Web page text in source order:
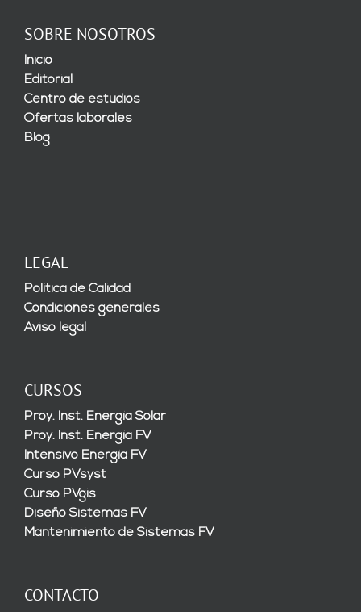
SOBRE NOSOTROS
Inicio
Editorial
Centro de estudios
Ofertas laborales
Blog
LEGAL
Política de Calidad
Condiciones generales
Aviso legal
CURSOS
Proy. Inst. Energía Solar
Proy. Inst. Energía FV
Intensivo Energía FV
Curso PVsyst
Curso PVgis
Diseño Sistemas FV
Mantenimiento de Sistemas FV
CONTACTO